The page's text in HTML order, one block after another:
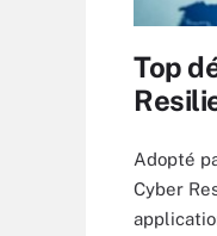
Top
Adopté
Cyber